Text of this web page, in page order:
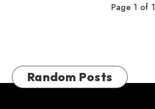
Page 1 of 1
Random Posts